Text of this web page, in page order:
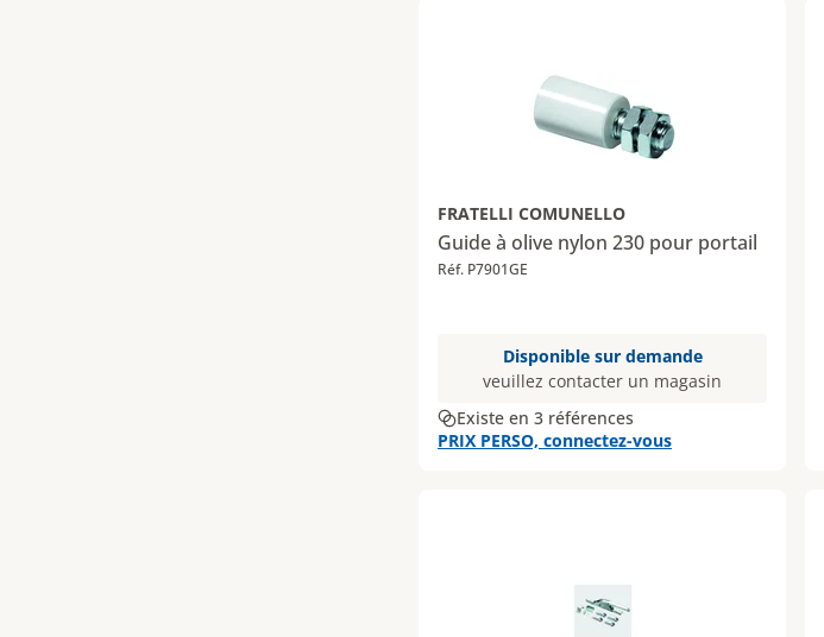
FRATELLI COMUNELLO
Guide à olive nylon 230 pour portail
Réf. P7901GE
Disponible sur demande
veuillez contacter un magasin
Existe en 3 références
PRIX PERSO, connectez-vous